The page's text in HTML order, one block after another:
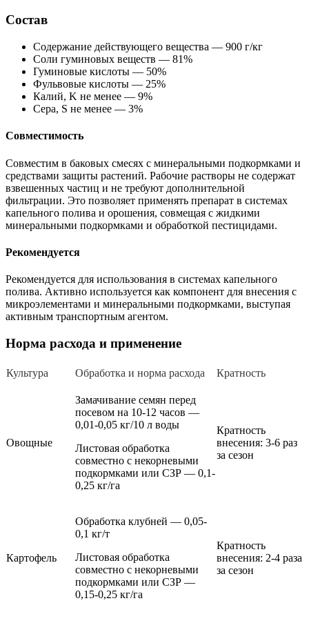
Состав
Содержание действующего вещества — 900 г/кг
Соли гуминовых веществ — 81%
Гуминовые кислоты — 50%
Фульвовые кислоты — 25%
Калий, K не менее — 9%
Сера, S не менее — 3%
Совместимость
Совместим в баковых смесях с минеральными подкормками и
средствами защиты растений. Рабочие растворы не содержат
взвешенных частиц и не требуют дополнительной
фильтрации. Это позволяет применять препарат в системах
капельного полива и орошения, совмещая с жидкими
минеральными подкормками и обработкой пестицидами.
Рекомендуется
Рекомендуется для использования в системах капельного
полива. Активно используется как компонент для внесения с
микроэлементами и минеральными подкормками, выступая
активным транспортным агентом.
Норма расхода и применение
Культура Об­ра­бот­ка и нор­ма расхода Кратность
Овощные
Замачивание семян перед
посевом на 10-12 часов —
0,01-0,05 кг/10 л воды
Листовая обработка
совместно с некорневыми
подкормками или СЗР — 0,1-
0,25 кг/га
Кратность
внесения: 3-6 раз
за сезон
Картофель
Обработка клубней — 0,05-
0,1 кг/т
Листовая обработка
совместно с некорневыми
подкормками или СЗР —
0,15-0,25 кг/га
Кратность
внесения: 2-4 раза
за сезон